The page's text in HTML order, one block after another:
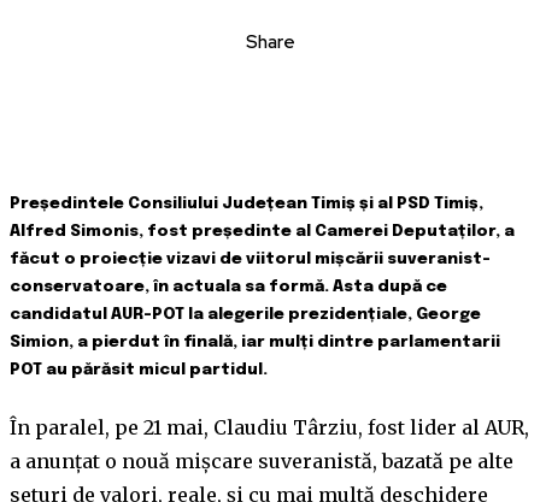
Share
Președintele Consiliului Județean Timiș și al PSD Timiș,
Alfred Simonis, fost președinte al Camerei Deputaților, a
făcut o proiecție vizavi de viitorul mișcării suveranist-
conservatoare, în actuala sa formă. Asta după ce
candidatul AUR-POT la alegerile prezidențiale, George
Simion, a pierdut în finală, iar mulți dintre parlamentarii
POT au părăsit micul partidul.
În paralel, pe 21 mai, Claudiu Târziu, fost lider al AUR,
a anunțat o nouă mișcare suveranistă, bazată pe alte
seturi de valori, reale, și cu mai multă deschidere